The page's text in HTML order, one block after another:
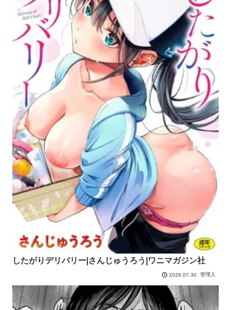
したがりデリバリー|さんじゅうろう|ワニマガジン社
2026.07.30 管理人